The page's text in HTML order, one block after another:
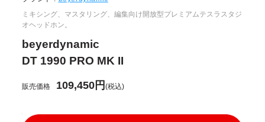
ミキシング、マスタリング、編集向け開放型プレミアムテスラスタジ
オヘッドホン。
beyerdynamic
DT 1990 PRO MK II
販売価格 109,450円(税込)